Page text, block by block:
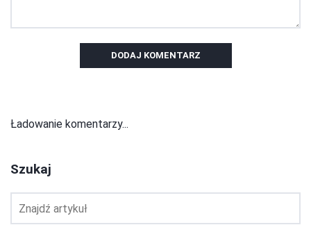
DODAJ KOMENTARZ
Ładowanie komentarzy...
Szukaj